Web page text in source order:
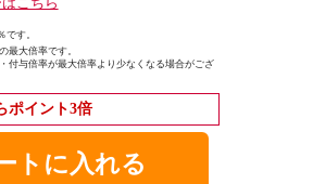
す。
最大倍率です。
付与倍率が最大倍率より少なくなる場合がござ
ポイント3倍
トに入れる